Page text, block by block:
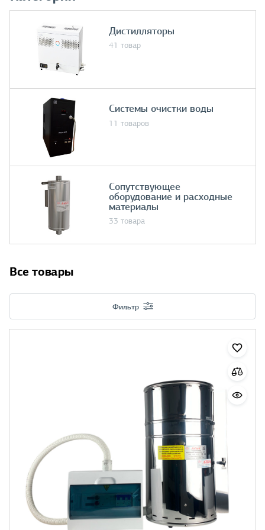
Дистилляторы
41 товар
Системы очистки воды
11 товаров
Сопутствующее
оборудование и расходные
материалы
33 товара
Все товары
Фильтр